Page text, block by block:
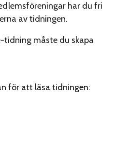
har du fri
av tidningen.
tidning måste du skapa
för att läsa tidningen: